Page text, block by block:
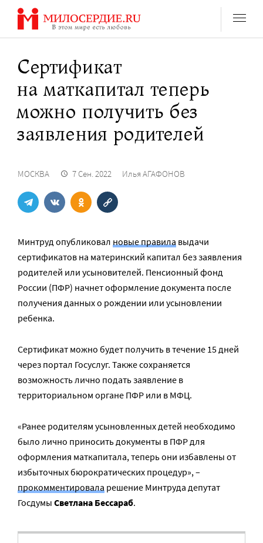
Перейти
содержанию
Сертификат
на маткапитал теперь
можно получить без
заявления родителей
МОСКВА 7 Сен. 2022 Илья АГАФОНОВ
Минтруд опубликовал новые правила выдачи
сертификатов на материнский капитал без заявления
родителей или усыновителей. Пенсионный фонд
России (ПФР) начнет оформление документа после
получения данных о рождении или усыновлении
ребенка.
Сертификат можно будет получить в течение 15 дней
через портал Госуслуг. Также сохраняется
возможность лично подать заявление в
территориальном органе ПФР или в МФЦ.
«Ранее родителям усыновленных детей необходимо
было лично приносить документы в ПФР для
оформления маткапитала, теперь они избавлены от
избыточных бюрократических процедур», –
прокомментировала решение Минтруда депутат
Госдумы Светлана Бессараб.